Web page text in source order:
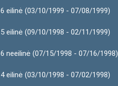
6 eilinė (03/10/1999 - 07/08/1999)
5 eilinė (09/10/1998 - 02/11/1999)
6 neeilinė (07/15/1998 - 07/16/1998)
4 eilinė (03/10/1998 - 07/02/1998)